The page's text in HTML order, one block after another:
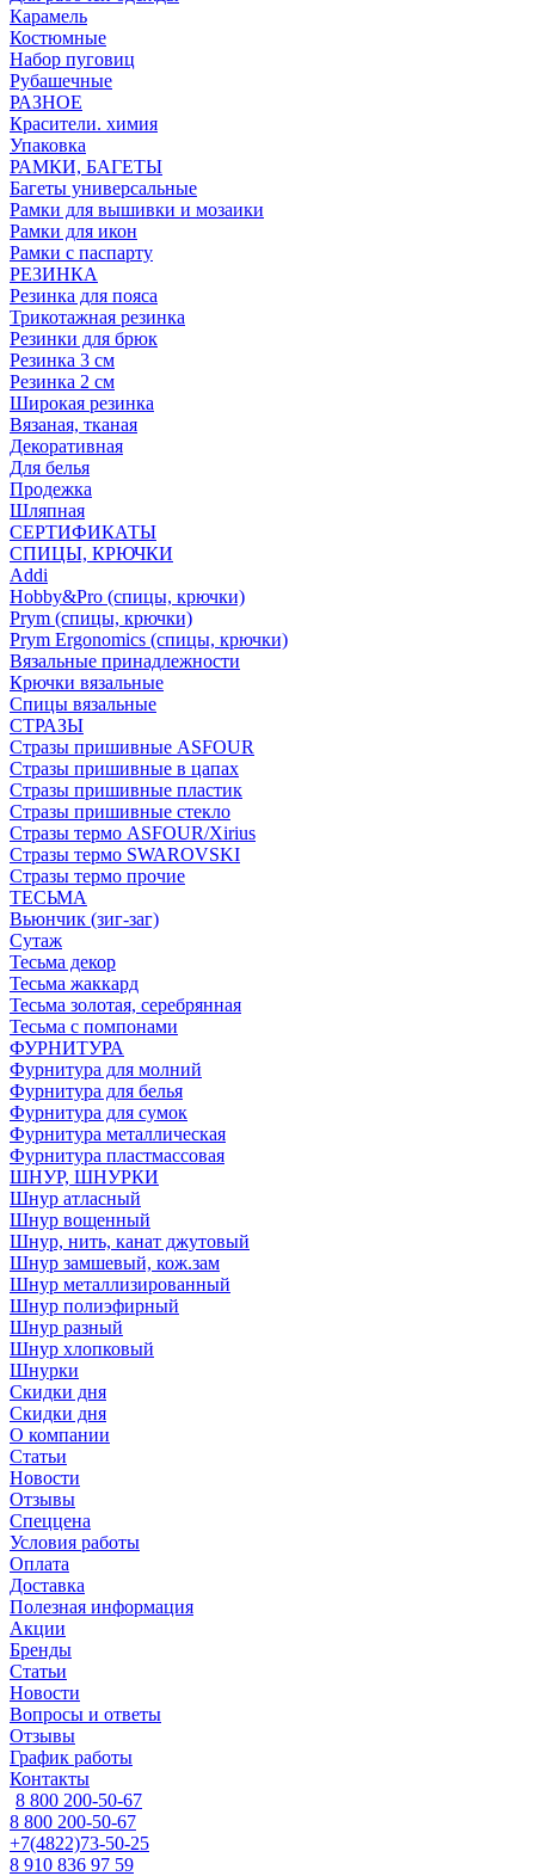
Карамель
Костюмные
Набор пуговиц
Рубашечные
РАЗНОЕ
Красители. химия
Упаковка
РАМКИ, БАГЕТЫ
Багеты универсальные
Рамки для вышивки и мозаики
Рамки для икон
Рамки с паспарту
РЕЗИНКА
Резинка для пояса
Трикотажная резинка
Резинки для брюк
Резинка 3 см
Резинка 2 см
Широкая резинка
Вязаная, тканая
Декоративная
Для белья
Продежка
Шляпная
СЕРТИФИКАТЫ
СПИЦЫ, КРЮЧКИ
Addi
Hobby&Pro (спицы, крючки)
Prym (спицы, крючки)
Prym Ergonomics (спицы, крючки)
Вязальные принадлежности
Крючки вязальные
Спицы вязальные
СТРАЗЫ
Стразы пришивные ASFOUR
Стразы пришивные в цапах
Стразы пришивные пластик
Стразы пришивные стекло
Стразы термо ASFOUR/Xirius
Стразы термо SWAROVSKI
Стразы термо прочие
ТЕСЬМА
Вьюнчик (зиг-заг)
Сутаж
Тесьма декор
Тесьма жаккард
Тесьма золотая, серебрянная
Тесьма с помпонами
ФУРНИТУРА
Фурнитура для молний
Фурнитура для белья
Фурнитура для сумок
Фурнитура металлическая
Фурнитура пластмассовая
ШНУР, ШНУРКИ
Шнур атласный
Шнур вощенный
Шнур, нить, канат джутовый
Шнур замшевый, кож.зам
Шнур металлизированный
Шнур полиэфирный
Шнур разный
Шнур хлопковый
Шнурки
Скидки дня
Скидки дня
О компании
Статьи
Новости
Отзывы
Спеццена
Условия работы
Оплата
Доставка
Полезная информация
Акции
Бренды
Статьи
Новости
Вопросы и ответы
Отзывы
График работы
Контакты
8 800 200-50-67
8 800 200-50-67
+7(4822)73-50-25
8 910 836 97 59